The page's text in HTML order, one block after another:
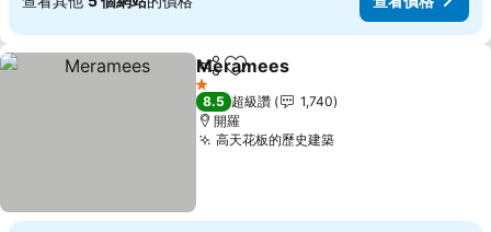
分享 加入我的最愛
Meramees
1 星級
8.5 超級讚
1,740
開羅
高天花板的歷史建築查看價格